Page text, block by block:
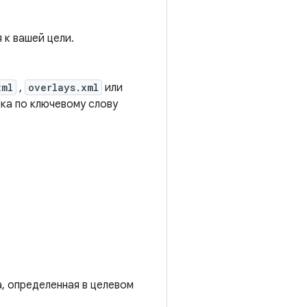
к вашей цели.
, overlays.xml или
по ключевому слову
определенная в целевом